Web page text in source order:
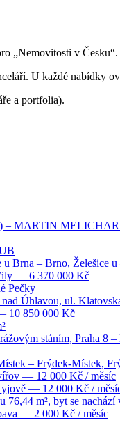
„Nemovitosti v
U každé nabídky
a portfolia).
– MARTIN
u Brna – Brno, Želešice u
— 6 370 000 Kč
Pečky
Úhlavou, ul.
10 850 000 Kč
stáním, Praha 8
– Frýdek-Místek,
— 12 000 Kč / měsíc
— 12 000 Kč /
76,44 m², byt se
— 2 000 Kč / měsíc